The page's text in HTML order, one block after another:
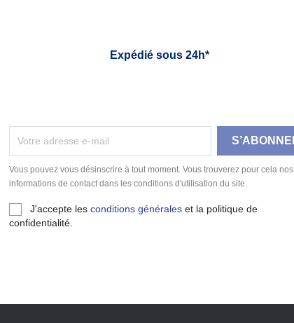
Expédié sous 24h*
Vous pouvez vous désinscrire à tout moment. Vous trouverez pour cela nos
informations de contact dans les conditions d'utilisation du site.
J'accepte lesconditions générales et la politique de
confidentialité.